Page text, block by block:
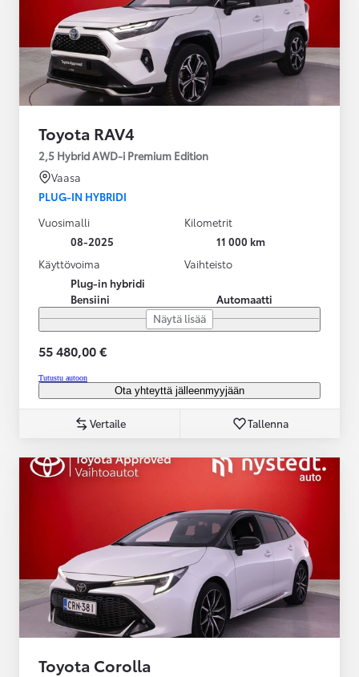
Toyota RAV4
2,5 Hybrid AWD-i Premium Edition
Vaasa
PLUG-IN HYBRIDI
Vuosimalli
08-2025
Kilometrit
11 000 km
Käyttövoima
Plug-in hybridi
Bensiini
Vaihteisto
Automaatti
Näytä lisää
55 480,00 €
Tutustu autoon
Ota yhteyttä jälleenmyyjään
Vertaile Tallenna
Toyota Corolla